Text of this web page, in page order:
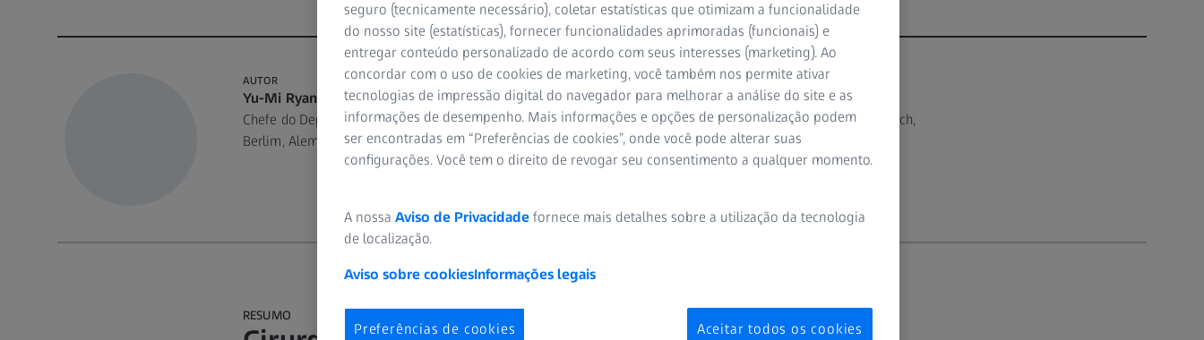
AUTOR
Yu-Mi Ryang, MD
Chefe do Departamento de Neurocirurgia e do Centro de Terapia da Coluna Vertebral, Helios Klinikum Berlin-Buch,
Berlim, Alemanha
RESUMO
seguro (tecnicamente necessário), coletar estatísticas que otimizam a funcionalidade
do nosso site (estatísticas), fornecer funcionalidades aprimoradas (funcionais) e
entregar conteúdo personalizado de acordo com seus interesses (marketing). Ao
concordar com o uso de cookies de marketing, você também nos permite ativar
tecnologias de impressão digital do navegador para melhorar a análise do site e as
informações de desempenho. Mais informações e opções de personalização podem
ser encontradas em “Preferências de cookies”, onde você pode alterar suas
configurações. Você tem o direito de revogar seu consentimento a qualquer momento.
A nossa Aviso de Privacidade fornece mais detalhes sobre a utilização da tecnologia
de localização.
Aviso sobre cookiesInformações legais
Preferências de cookies Aceitar todos os cookies